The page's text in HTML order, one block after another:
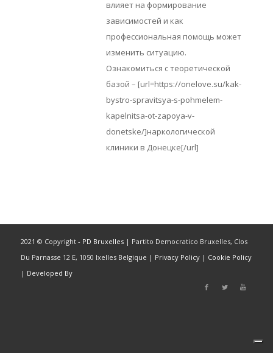
влияет на формирование
зависимостей и как
профессиональная помощь может
изменить ситуацию.
Ознакомиться с теоретической
базой – [url=https://onelove.su/kak-
bystro-spravitsya-s-pohmelem-
kapelnitsa-ot-zapoya-v-
donetske/]наркологической
клиники в Донецке[/url]
2021 © Copyright - PD Bruxelles| Partito Democratico Bruxelles, Clos
Du Parnasse 12 E, 1050 Ixelles Belgique | Privacy Policy| Cookie Policy
| Developed By